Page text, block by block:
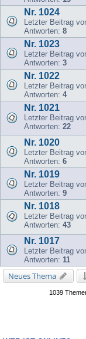
Nr. 1024
Letzter Beitrag
Antworten: 8
Nr. 1023
Letzter Beitrag
Antworten: 3
Nr. 1022
Letzter Beitrag
Antworten: 4
Nr. 1021
Letzter Beitrag
Antworten: 22
Nr. 1020
Letzter Beitrag
Antworten: 6
Nr. 1019
Letzter Beitrag
Antworten: 9
Nr. 1018
Letzter Beitrag
Antworten: 43
Nr. 1017
Letzter Beitrag
Antworten: 11
Neues Thema
1039